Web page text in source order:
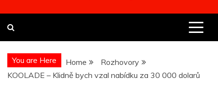
You are Here Home
Rozhovory
KOOLADE – Klidně bych vzal nabídku za 30 000 dolarů